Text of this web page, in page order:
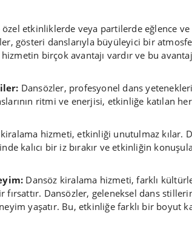
etkinliklerde veya partilerde eğlence
gösteri danslarıyla büyüleyici bir
birçok avantajı vardır ve bu
Dansözler, profesyonel dans
ritmi ve enerjisi, etkinliğe katılan
hizmeti, etkinliği unutulmaz kılar.
kalıcı bir iz bırakır ve etkinliğin
Dansöz kiralama hizmeti, farklı
fırsattır. Dansözler, geleneksel dans
yaşatır. Bu, etkinliğe farklı bir boyut